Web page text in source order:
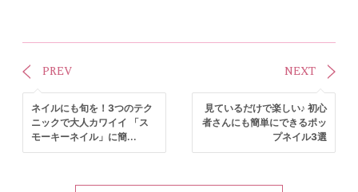
PREV
ネイルにも旬を！3つのテク
ニックで大人カワイイ 「ス
モーキーネイル」に簡...
NEXT
見ているだけで楽しい♪ 初心
者さんにも簡単にできるポッ
プネイル3選